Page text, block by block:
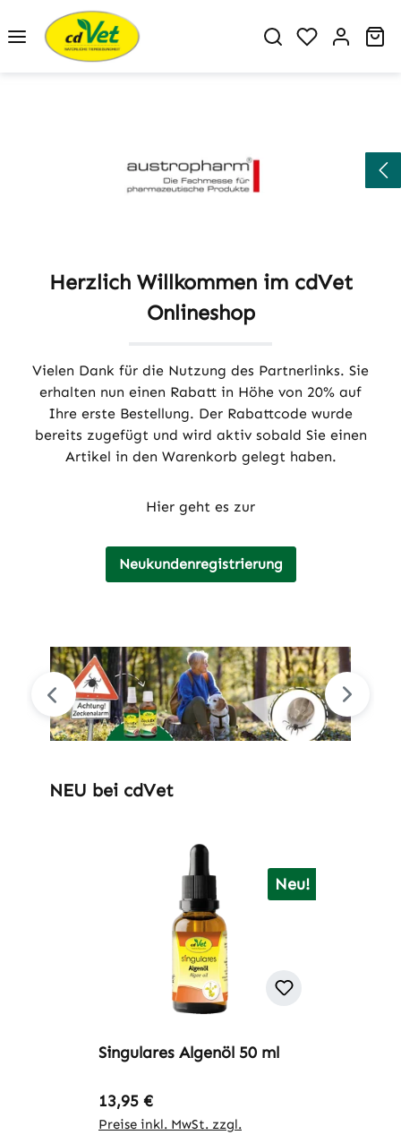
Zum Hauptinhalt springen
Du hast 0
Herzlich Willkommen im cdVet
Onlineshop
Vielen Dank für die Nutzung des Partnerlinks. Sie
erhalten nun einen Rabatt in Höhe von 20% auf
Ihre erste Bestellung. Der Rabattcode wurde
bereits zugefügt und wird aktiv sobald Sie einen
Artikel in den Warenkorb gelegt haben.
Hier geht es zur
Neukundenregistrierung
Bildergalerie überspringen
Produktgalerie überspringen
NEU bei cdVet
Neu!
Singulares Algenöl 50 ml
Regulärer Preis:
13,95 €
Preise inkl. MwSt. zzgl.